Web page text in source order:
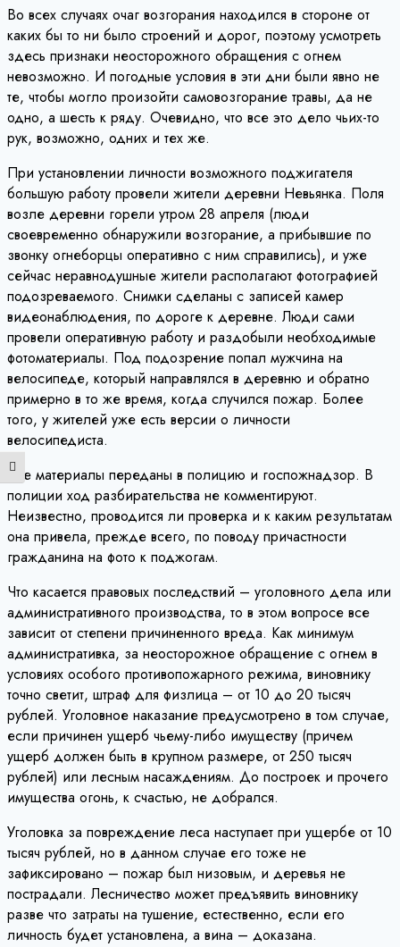
Переключить на высокую контрастность
Во всех случаях очаг возгорания находился в стороне от
каких бы то ни было строений и дорог, поэтому усмотреть
здесь признаки неосторожного обращения с огнем
невозможно. И погодные условия в эти дни были явно не
те, чтобы могло произойти самовозгорание травы, да не
одно, а шесть к ряду. Очевидно, что все это дело чьих-то
рук, возможно, одних и тех же.
При установлении личности возможного поджигателя
большую работу провели жители деревни Невьянка. Поля
возле деревни горели утром 28 апреля (люди
своевременно обнаружили возгорание, а прибывшие по
звонку огнеборцы оперативно с ним справились), и уже
сейчас неравнодушные жители располагают фотографией
подозреваемого. Снимки сделаны с записей камер
видеонаблюдения, по дороге к деревне. Люди сами
провели оперативную работу и раздобыли необходимые
фотоматериалы. Под подозрение попал мужчина на
велосипеде, который направлялся в деревню и обратно
примерно в то же время, когда случился пожар. Более
того, у жителей уже есть версии о личности
велосипедиста.
Все материалы переданы в полицию и госпожнадзор. В
полиции ход разбирательства не комментируют.
Неизвестно, проводится ли проверка и к каким результатам
она привела, прежде всего, по поводу причастности
гражданина на фото к поджогам.
Что касается правовых последствий – уголовного дела или
административного производства, то в этом вопросе все
зависит от степени причиненного вреда. Как минимум
административка, за неосторожное обращение с огнем в
условиях особого противопожарного режима, виновнику
точно светит, штраф для физлица – от 10 до 20 тысяч
рублей. Уголовное наказание предусмотрено в том случае,
если причинен ущерб чьему-либо имуществу (причем
ущерб должен быть в крупном размере, от 250 тысяч
рублей) или лесным насаждениям. До построек и прочего
имущества огонь, к счастью, не добрался.
Уголовка за повреждение леса наступает при ущербе от 10
тысяч рублей, но в данном случае его тоже не
зафиксировано – пожар был низовым, и деревья не
пострадали. Лесничество может предъявить виновнику
разве что затраты на тушение, естественно, если его
личность будет установлена, а вина – доказана.